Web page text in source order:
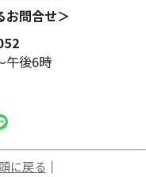
お問合せ＞
午後6時
に戻る ｜